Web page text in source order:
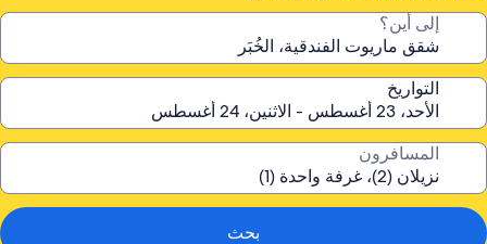
4.0
إلى أين؟
التواريخ
المسافرون
بحث